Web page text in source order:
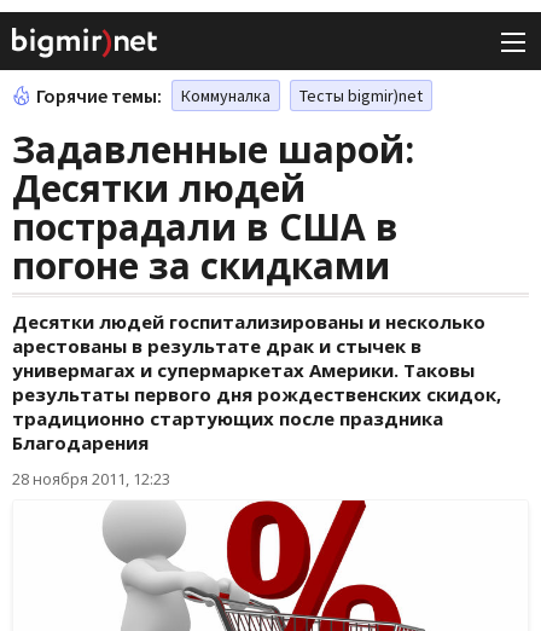
Горячие темы: Коммуналка Тесты bigmir)net
Задавленные шарой:
Десятки людей
пострадали в США в
погоне за скидками
Десятки людей госпитализированы и несколько
арестованы в результате драк и стычек в
универмагах и супермаркетах Америки. Таковы
результаты первого дня рождественских скидок,
традиционно стартующих после праздника
Благодарения
28 ноября 2011, 12:23